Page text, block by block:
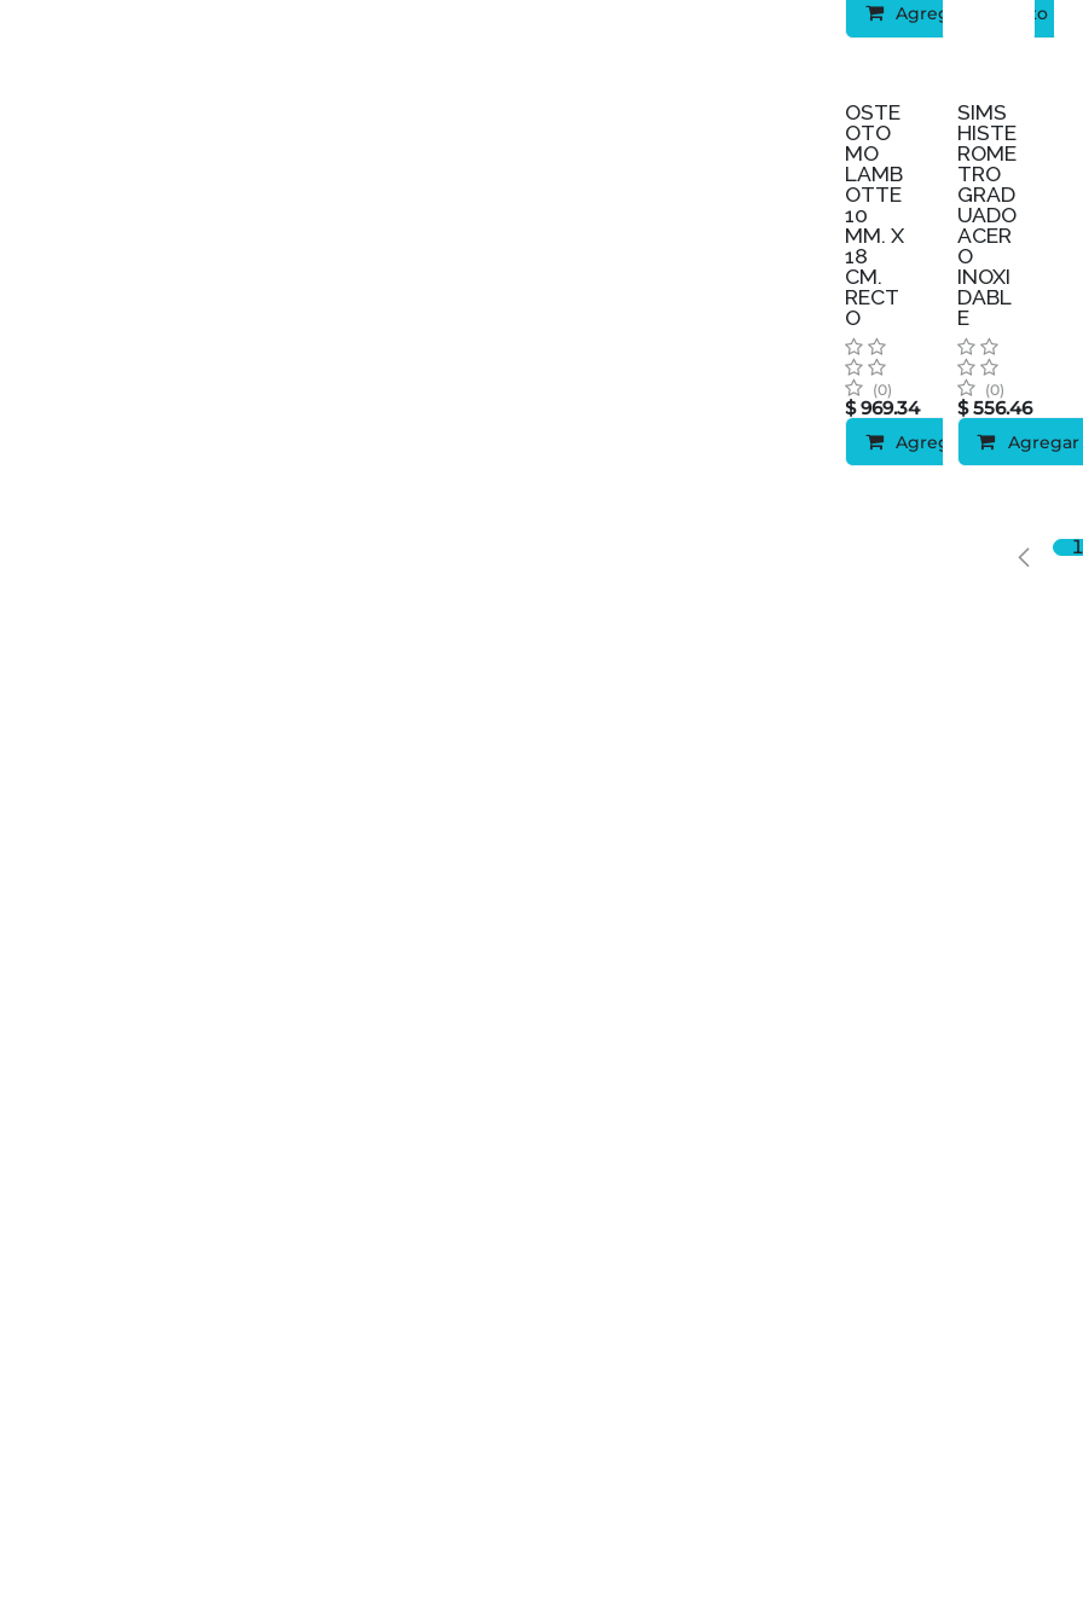
Agregar al carrito
OSTE
OTO
MO
LAMB
OTTE
10
MM. X
18
CM.
RECT
O
(0)
$969.34
Agregar al carrito
SIMS
HISTE
ROME
TRO
GRAD
UADO
ACER
O
INOXI
DABL
E
(0)
$556.46
1